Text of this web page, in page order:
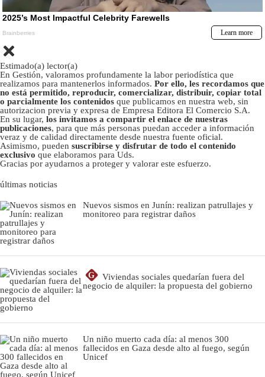
Estimado(a) lector(a)
En Gestión, valoramos profundamente la labor periodística que
realizamos para mantenerlos informados. Por ello, les recordamos que
no está permitido, reproducir, comercializar, distribuir, copiar total
o parcialmente los contenidos que publicamos en nuestra web, sin
autorizacion previa y expresa de Empresa Editora El Comercio S.A.
En su lugar, los invitamos a compartir el enlace de nuestras
publicaciones, para que más personas puedan acceder a información
veraz y de calidad directamente desde nuestra fuente oficial.
Asimismo, pueden suscribirse y disfrutar de todo el contenido
exclusivo que elaboramos para Uds.
Gracias por ayudarnos a proteger y valorar este esfuerzo.
últimas noticias
Nuevos sismos en Junín: realizan patrullajes y
monitoreo para registrar daños
G
Viviendas sociales quedarían fuera del
negocio de alquiler: la propuesta del gobierno
Un niño muerto cada día: al menos 300
fallecidos en Gaza desde alto al fuego, según
Unicef